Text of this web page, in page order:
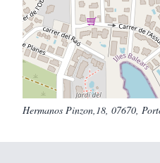
Hermanos Pinzon,18, 07670,